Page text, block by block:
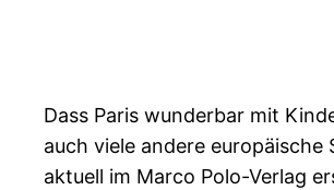
Dass Paris wunderbar mit
auch viele andere
aktuell im Marco Polo-Verlag